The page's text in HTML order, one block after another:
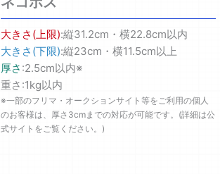
大きさ(上限):縦31.2cm・横22.8cm以内
大きさ(下限):縦23cm・横11.5cm以上
厚さ :2.5cm以内※
重さ:1kg以内
※一部のフリマ・オークションサイト等をご利用の個人
のお客様は、厚さ3cmまでの対応が可能です。(詳細は公
式サイトをご覧ください。)